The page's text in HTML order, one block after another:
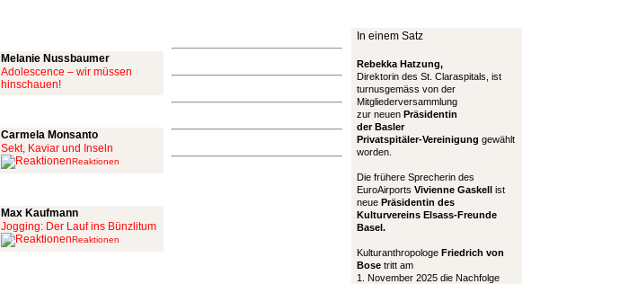
Melanie Nussbaumer
Adolescence – wir müssen
hinschauen!
Carmela Monsanto
Sekt, Kaviar und Inseln
Reaktionen
Max Kaufmann
Jogging: Der Lauf ins Bünzlitum
Reaktionen
In einem Satz
Rebekka Hatzung,
Direktorin des St. Claraspitals, ist
turnusgemäss von der
Mitgliederversammlung
zur neuen Präsidentin
der Basler
Privatspitäler-Vereinigung gewählt
worden.
Die frühere Sprecherin des
EuroAirports Vivienne Gaskell ist
neue Präsidentin des
Kulturvereins Elsass-Freunde
Basel.
Kulturanthropologe Friedrich von
Bose tritt am
1. November 2025 die Nachfolge